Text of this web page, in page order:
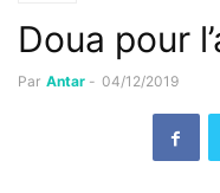
Doua pour
Par Antar - 04/12/2019